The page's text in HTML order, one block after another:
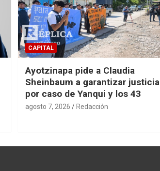
CAPITAL
Ayotzinapa pide a Claudia
Sheinbaum a garantizar justicia
por caso de Yanqui y los 43
agosto 7, 2026 Redacción